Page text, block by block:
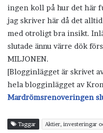
ingen koll på hur det här
jag skriver här då det
med otroligt bra insikt.
slutade ännu värre dök
MILJONEN.
[Blogginlägget är skrivet
hela blogginlägget av
Mardrömsrenoveringen
Taggar Aktier, investeringar